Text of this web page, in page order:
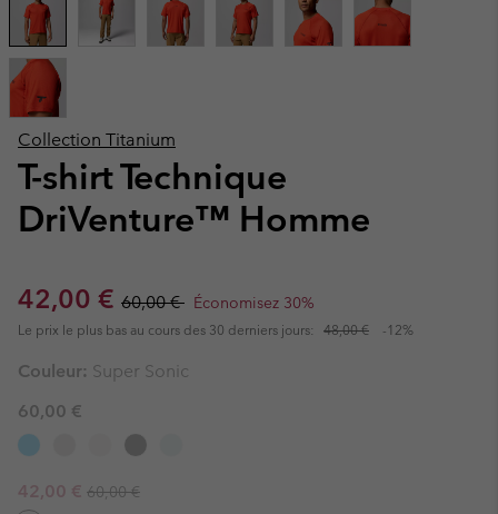
Collection Titanium
T-shirt Technique
DriVenture™ Homme
Sale price:
42,00 € Regular price:
60,00 € Économisez 30%
Le prix le plus bas au cours des 30 derniers jours: 48,00 € -12%
Couleur: Super Sonic
60,00 €
Sale price:
42,00 € Regular price:
60,00 €